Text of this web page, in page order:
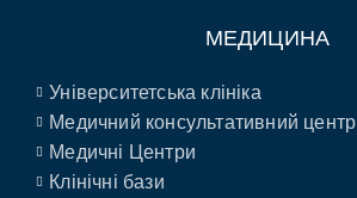
МЕДИЦИНА
Університетська клініка
Медичний консультативний центр
Медичні Центри
Клінічні бази